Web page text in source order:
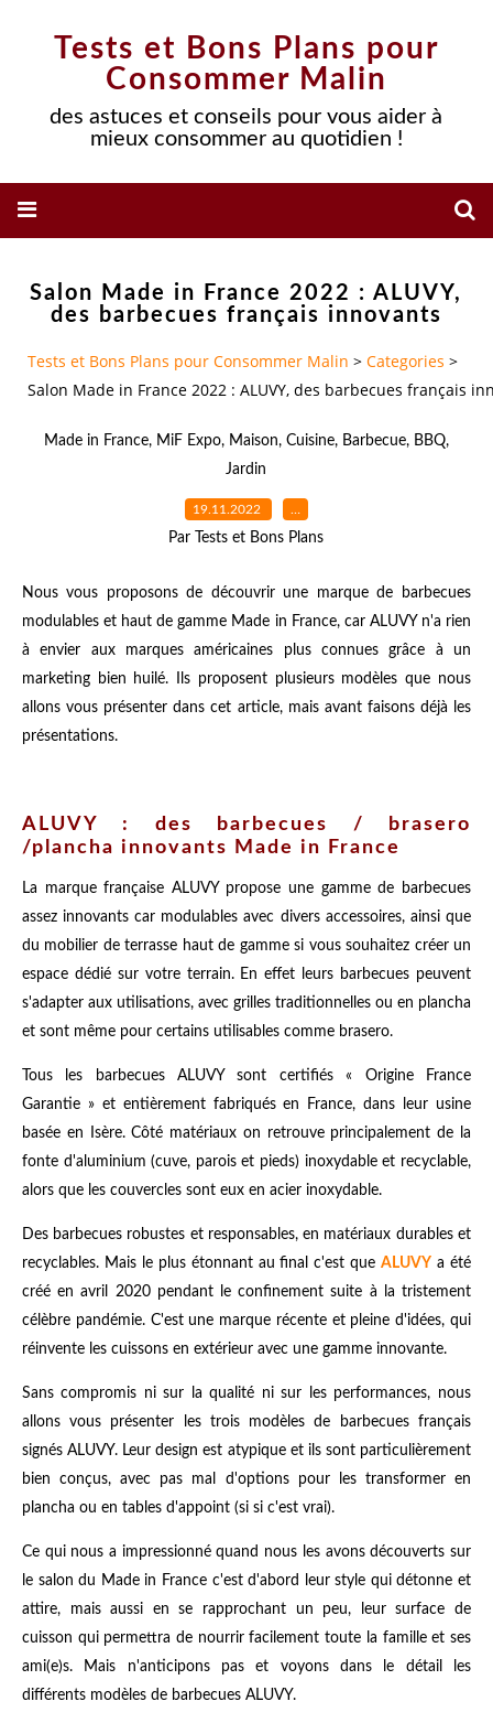
Tests et Bons Plans pour
Consommer Malin
des astuces et conseils pour vous aider à
mieux consommer au quotidien !
Salon Made in France 2022 : ALUVY,
des barbecues français innovants
Tests et Bons Plans pour Consommer Malin > Categories >
Salon Made in France 2022 : ALUVY, des barbecues français
Made in France, MiF Expo, Maison, Cuisine, Barbecue, BBQ,
Jardin
19.11.2022 …
Par Tests et Bons Plans
Nous vous proposons de découvrir une marque de barbecues
modulables et haut de gamme Made in France, car ALUVY n'a rien
à envier aux marques américaines plus connues grâce à un
marketing bien huilé. Ils proposent plusieurs modèles que nous
allons vous présenter dans cet article, mais avant faisons déjà les
présentations.
ALUVY : des barbecues / brasero
/plancha innovants Made in France
La marque française ALUVY propose une gamme de barbecues
assez innovants car modulables avec divers accessoires, ainsi que
du mobilier de terrasse haut de gamme si vous souhaitez créer un
espace dédié sur votre terrain. En effet leurs barbecues peuvent
s'adapter aux utilisations, avec grilles traditionnelles ou en plancha
et sont même pour certains utilisables comme brasero.
Tous les barbecues ALUVY sont certifiés « Origine France
Garantie » et entièrement fabriqués en France, dans leur usine
basée en Isère. Côté matériaux on retrouve principalement de la
fonte d'aluminium (cuve, parois et pieds) inoxydable et recyclable,
alors que les couvercles sont eux en acier inoxydable.
Des barbecues robustes et responsables, en matériaux durables et
recyclables. Mais le plus étonnant au final c'est queALUVY a été
créé en avril 2020 pendant le confinement suite à la tristement
célèbre pandémie. C'est une marque récente et pleine d'idées, qui
réinvente les cuissons en extérieur avec une gamme innovante.
Sans compromis ni sur la qualité ni sur les performances, nous
allons vous présenter les trois modèles de barbecues français
signés ALUVY. Leur design est atypique et ils sont particulièrement
bien conçus, avec pas mal d'options pour les transformer en
plancha ou en tables d'appoint (si si c'est vrai).
Ce qui nous a impressionné quand nous les avons découverts sur
le salon du Made in France c'est d'abord leur style qui détonne et
attire, mais aussi en se rapprochant un peu, leur surface de
cuisson qui permettra de nourrir facilement toute la famille et ses
ami(e)s. Mais n'anticipons pas et voyons dans le détail les
différents modèles de barbecues ALUVY.